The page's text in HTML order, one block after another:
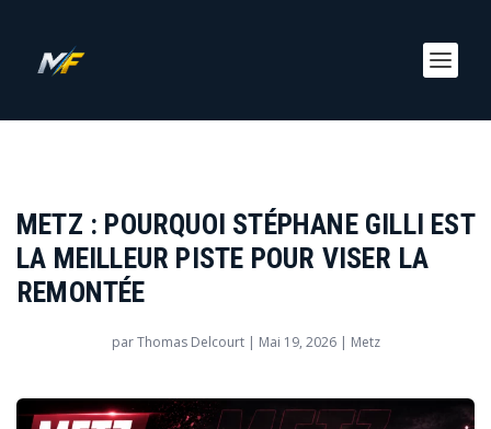
METZ : POURQUOI STÉPHANE GILLI EST
LA MEILLEUR PISTE POUR VISER LA
REMONTÉE
parThomas Delcourt| Mai 19, 2026| Metz